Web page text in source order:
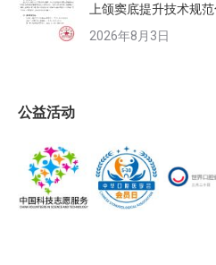
上颌窦底提升技术规
2026年8月3日
公益活动